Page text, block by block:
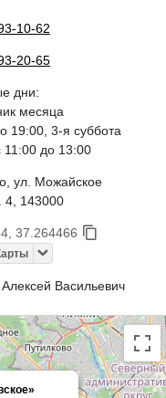
10-62
20-65
дни:
месяца
19:00, 3-я суббота
11:00 до 13:00
ул. Можайское
4, 143000
37.264466
Васильевич